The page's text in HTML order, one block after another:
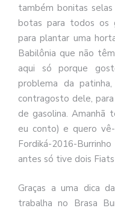
também bonitas
botas para todos os
para plantar uma
Babilônia que não
aqui só porque
problema da
contragosto dele,
de gasolina. Amanhã
eu conto) e quero
Fordiká-2016-
antes só tive dois
Graças a uma dica
trabalha no Brasa